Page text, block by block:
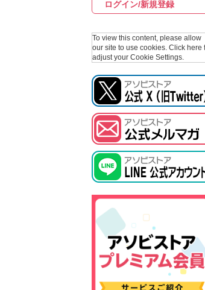
テイルズ オブ シリーズ
ログイン/新規登録
To view this content, please allow
our site to use cookies. Click here
adjust your Cookie Settings.